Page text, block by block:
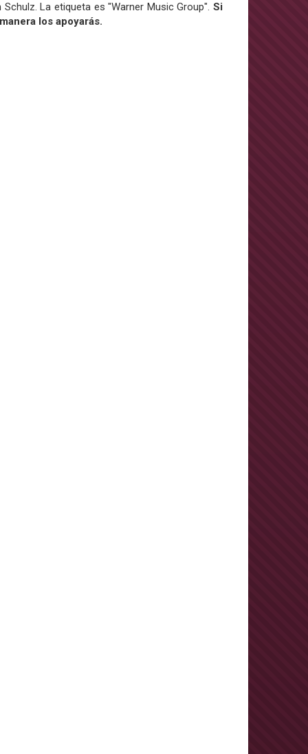
La etiqueta es "Warner Music Group". Si
los apoyarás.